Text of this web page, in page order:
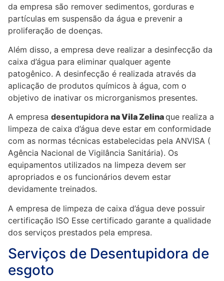
da empresa são remover sedimentos, gorduras e
partículas em suspensão da água e prevenir a
proliferação de doenças.
Além disso, a empresa deve realizar a desinfecção da
caixa d’água para eliminar qualquer agente
patogênico. A desinfecção é realizada através da
aplicação de produtos químicos à água, com o
objetivo de inativar os microrganismos presentes.
A empresa desentupidora na VilaZelinaque realiza a
limpeza de caixa d’água deve estar em conformidade
com as normas técnicas estabelecidas pela ANVISA (
Agência Nacional de Vigilância Sanitária). Os
equipamentos utilizados na limpeza devem ser
apropriados e os funcionários devem estar
devidamente treinados.
A empresa de limpeza de caixa d’água deve possuir
certificação ISO Esse certificado garante a qualidade
dos serviços prestados pela empresa.
Serviços de Desentupidora de
esgoto